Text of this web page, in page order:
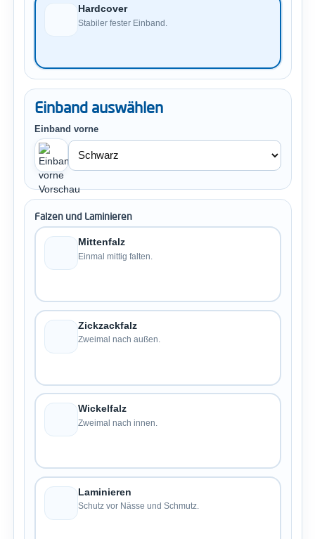
Hardcover
Stabiler fester Einband.
Einband auswählen
Einband vorne
Falzen und Laminieren
Mittenfalz
Einmal mittig falten.
Zickzackfalz
Zweimal nach außen.
Wickelfalz
Zweimal nach innen.
Laminieren
Schutz vor Nässe und Schmutz.